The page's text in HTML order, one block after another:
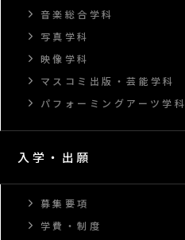
音楽総合学科
写真学科
映像学科
マスコミ出版・芸能学科
パフォーミングアーツ学科
入学・出願
募集要項
学費・制度